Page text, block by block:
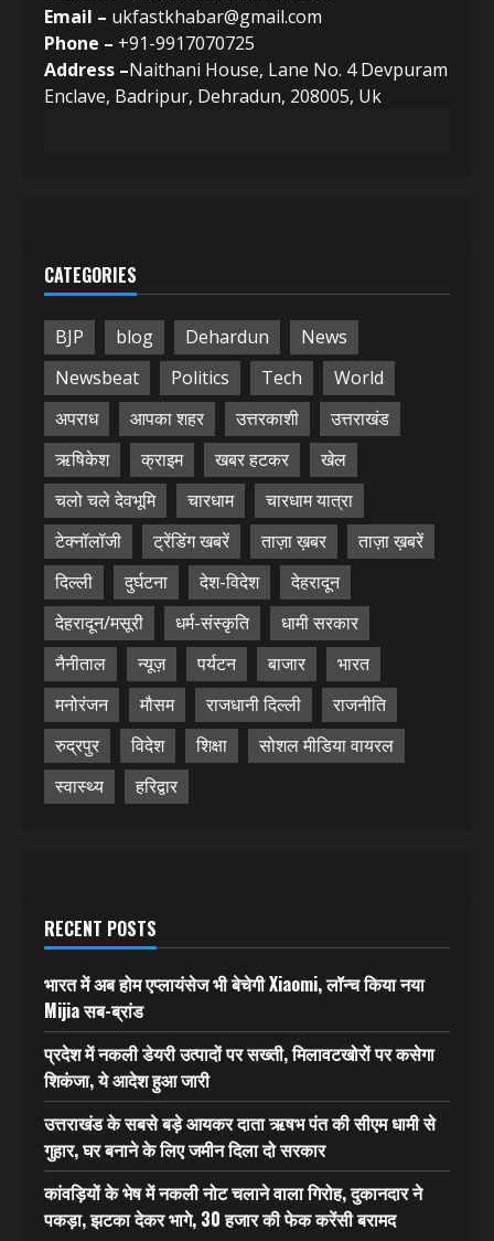
Email – ukfastkhabar@gmail.com
Phone – +91-9917070725
Address –Naithani House, Lane No. 4 Devpuram
Enclave, Badripur, Dehradun, 208005, Uk
CATEGORIES
BJP blog Dehardun
News
Newsbeat
Politics Tech
World
अपराध
आपका शहर उत्तरकाशी
उत्तराखंड
ऋषिकेश
क्राइम खबर हटकर
खेल
चलो चले देवभूमि
चारधाम
चारधाम यात्रा
टेक्नॉलॉजी
ट्रेंडिंग खबरें ताज़ा ख़बर
ताज़ा ख़बरें
दिल्ली
दुर्घटना देश-विदेश
देहरादून
देहरादून/मसूरी
धर्म-संस्कृति
धामी सरकार
नैनीताल
न्यूज़ पर्यटन बाजार
भारत
मनोरंजन
मौसम राजधानी दिल्ली
राजनीति
रुद्रपुर
विदेश शिक्षा
सोशल मीडिया वायरल
स्वास्थ्य
हरिद्वार
RECENT POSTS
भारत में अब होम एप्लायंसेज भी बेचेगी Xiaomi, लॉन्च किया नया
Mijia सब-ब्रांड
प्रदेश में नकली डेयरी उत्पादों पर सख्ती, मिलावटखोरों पर कसेगा
शिकंजा, ये आदेश हुआ जारी
उत्तराखंड के सबसे बड़े आयकर दाता ऋषभ पंत की सीएम धामी से
गुहार, घर बनाने के लिए जमीन दिला दो सरकार
कांवड़ियों के भेष में नकली नोट चलाने वाला गिरोह, दुकानदार ने
पकड़ा, झटका देकर भागे, 30 हजार की फेक करेंसी बरामद